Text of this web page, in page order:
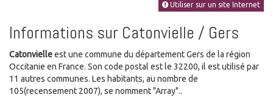
Utiliser sur un site Internet
Informations sur Catonvielle / Gers
Catonvielleest une commune du département Gers de la région
Occitanie en France. Son code postal est le 32200, il est utilisé par
11 autres communes. Les habitants, au nombre de
105(recensement 2007), se nomment "Array"..